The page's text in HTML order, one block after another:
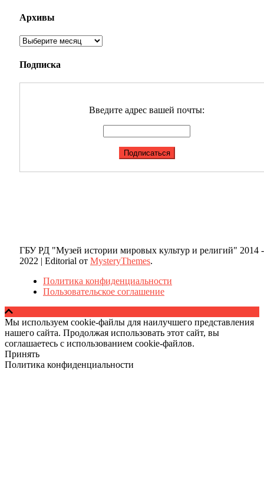
Архивы
Архивы
Подписка
Введите адрес вашей почты:
ГБУ РД "Музей истории мировых культур и религий" 2014 -
2022 | Editorial от MysteryThemes.
Политика конфиденциальности
Пользовательское соглашение
Мы используем cookie-файлы для наилучшего представления
нашего сайта. Продолжая использовать этот сайт, вы
соглашаетесь с использованием cookie-файлов.
Принять
Политика конфиденциальности